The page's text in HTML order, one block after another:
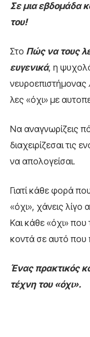
Σε μια εβδομάδα
του!
Στο Πώς να τους
ευγενικά, η
νευροεπιστήµονας
λες «όχι» µε
Να αναγνωρίζεις
διαχειρίζεσαι τις
να απολογείσαι.
Γιατί κάθε φορά
«όχι», χάνεις λίγο
Και κάθε «όχι» που
κοντά σε αυτό που
Ένας πρακτικός
τέχνη του «όχι».